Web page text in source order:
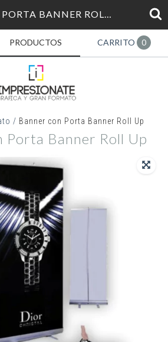
BANNER CON PORTA BANNER ROLL UP
PRODUCTOS CARRITO 0
/ Banner con Porta Banner Roll Up
Porta Banner Roll Up